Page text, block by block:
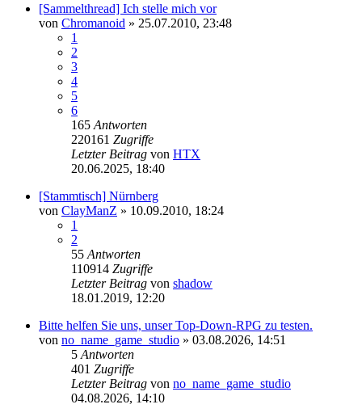
[Sammelthread] Ich stelle mich vor
von Chromanoid » 25.07.2010, 23:48
1
2
3
4
5
6
165 Antworten
220161 Zugriffe
Letzter Beitrag von HTX
20.06.2025, 18:40
[Stammtisch] Nürnberg
von ClayManZ » 10.09.2010, 18:24
1
2
55 Antworten
110914 Zugriffe
Letzter Beitrag von shadow
18.01.2019, 12:20
Bitte helfen Sie uns, unser Top-Down-RPG zu testen.
von no_name_game_studio » 03.08.2026, 14:51
5 Antworten
401 Zugriffe
Letzter Beitrag von no_name_game_studio
04.08.2026, 14:10